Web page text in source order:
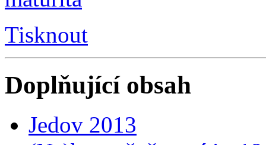
Tisknout
Doplňující obsah
Jedov 2013